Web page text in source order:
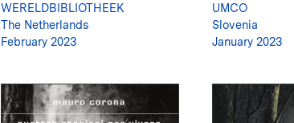
WERELDBIBLIOTHEEK
The Netherlands
February 2023
UMCO
Slovenia
January 2023